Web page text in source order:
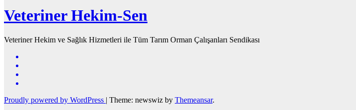
Veteriner Hekim-Sen
Veteriner Hekim ve Sağlık Hizmetleri ile Tüm Tarım Orman Çalışanları Sendikası
Proudly powered by WordPress | Theme: newswiz by Themeansar.